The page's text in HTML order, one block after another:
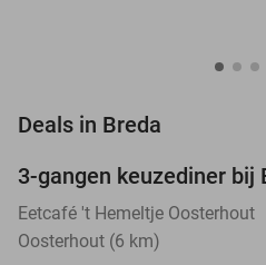
Deals in Breda
NEW
TODAY
3-gangen keuzediner bij
Eetcafé 't Hemeltje Oosterhout
Oosterhout (6 km)